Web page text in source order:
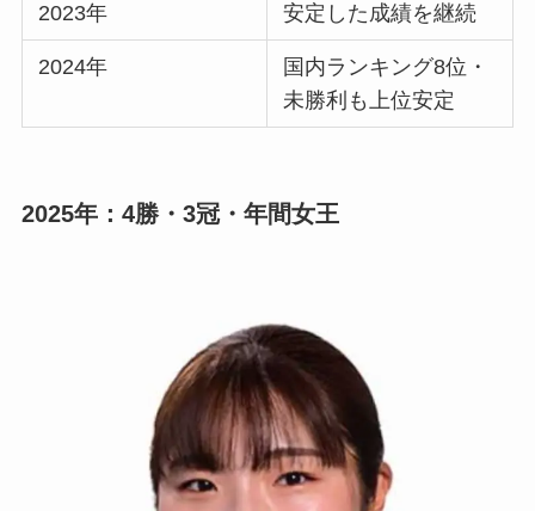
2023年 安定した成績を継続
2024年
国内ランキング8位・
未勝利も上位安定
2025年：4勝・3冠・年間女王